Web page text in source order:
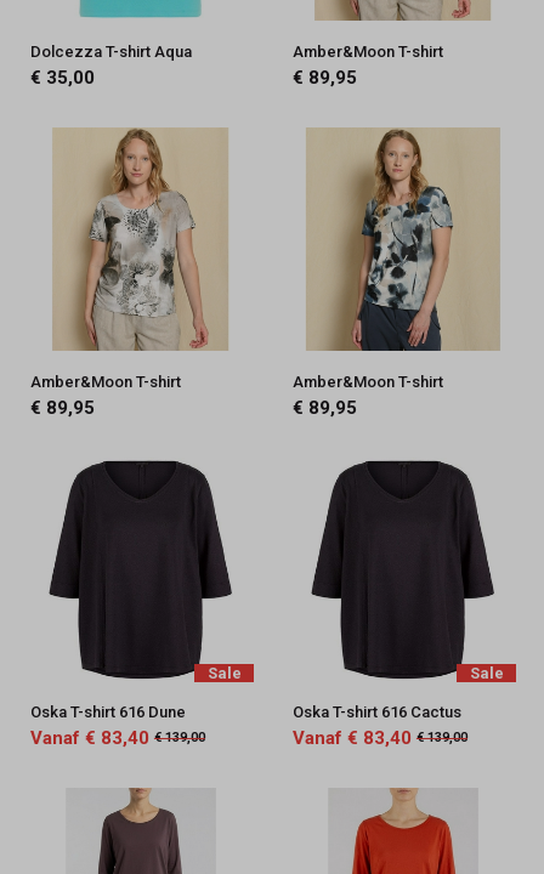
Dolcezza T-shirt Aqua
€ 35,00
Amber&Moon T-shirt
€ 89,95
Amber&Moon T-shirt
€ 89,95
Amber&Moon T-shirt
€ 89,95
Sale
Oska T-shirt 616 Dune
Vanaf € 83,40 € 139,00
Sale
Oska T-shirt 616 Cactus
Vanaf € 83,40 € 139,00